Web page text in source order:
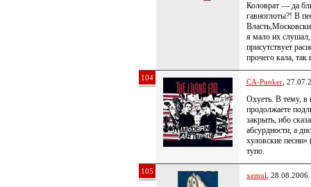
Коловрат — да
гавноглоты?! В
я мало их
присутствует
прочего кала,
104 CA-Punker ,
Охуеть. В тему, в
продолжаете
закрыть, ибо
абсурдности, а
хуловские песни»
тупо.
105 xemul ,